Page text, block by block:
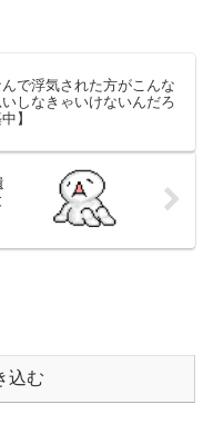
んで浮気された方がこんな
しなきゃいけないんだろ
】
込む